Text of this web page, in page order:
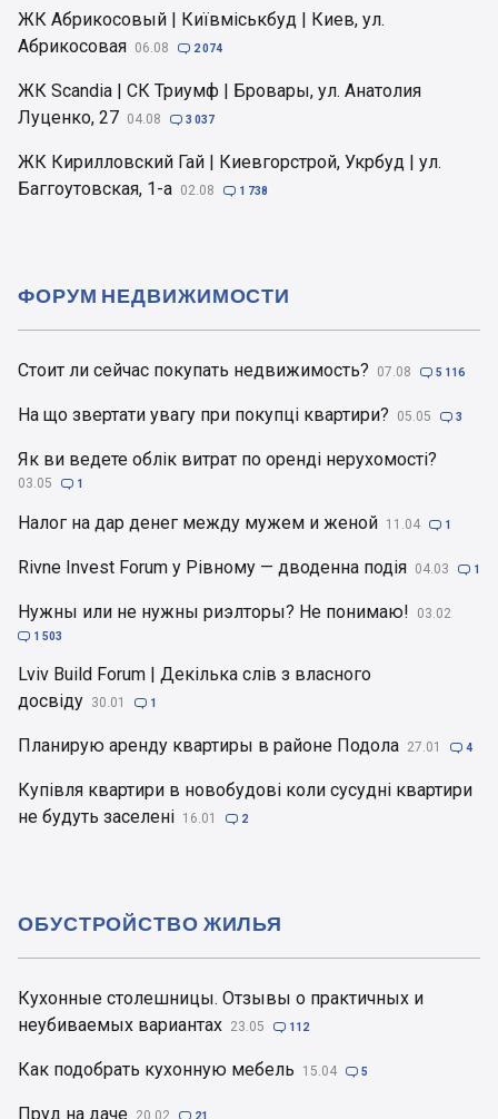
ЖК Абрикосовый | Київміськбуд | Киев, ул.
Абрикосовая 06.08  2 074
ЖК Scandia | СК Триумф | Бровары, ул. Анатолия
Луценко, 27 04.08  3 037
ЖК Кирилловский Гай | Киевгорстрой, Укрбуд | ул.
Баггоутовская, 1-а 02.08  1 738
Стоит ли сейчас покупать недвижимость? 07.08  5 116
На що звертати увагу при покупці квартири? 05.05  3
Як ви ведете облік витрат по оренді нерухомості?
03.05  1
Налог на дар денег между мужем и женой 11.04  1
Rivne Invest Forum у Рівному — дводенна подія 04.03  1
Нужны или не нужны риэлторы? Не понимаю! 03.02
 1 503
Lviv Build Forum | Декілька слів з власного
досвіду 30.01  1
Планирую аренду квартиры в районе Подола 27.01  4
Купівля квартири в новобудові коли сусудні квартири
не будуть заселені 16.01  2
ФОРУМ НЕДВИЖИМОСТИ
Кухонные столешницы. Отзывы о практичных и
неубиваемых вариантах 23.05  112
Как подобрать кухонную мебель 15.04  5
Пруд на даче  21
ОБУСТРОЙСТВО ЖИЛЬЯ